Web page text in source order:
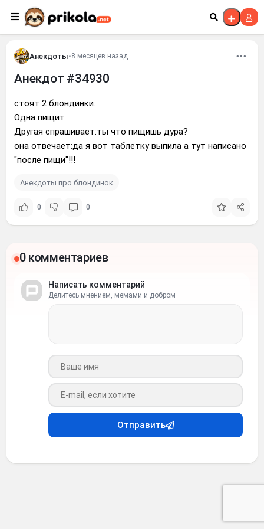
Перейти к контенту
Анекдоты•8 месяцев назад
Анекдот #34930
стоят 2 блондинки.
Одна пищит
Другая спрашивает:ты что пищишь дура?
она отвечает:да я вот таблетку выпила а тут написано
"после пищи"!!!
Анекдоты про блондинок
0 0
0 комментариев
Написать комментарий
Делитесь мнением, мемами и добром
Ваше имя
Ваш e-mail
Отправить